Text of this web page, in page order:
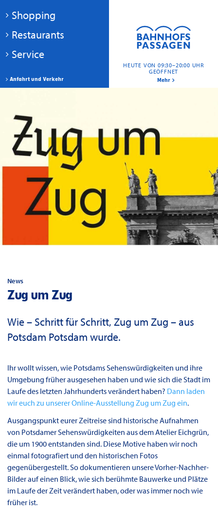
HEUTE VON 09:30–20:00 UHR
GEÖFFNET
Mehr
Anfahrt und Verkehr
Shopping
Restaurants
Service
News
Zug um Zug
Wie – Schritt für Schritt, Zug um Zug – aus
Potsdam Potsdam wurde.
Ihr wollt wissen, wie Potsdams Sehenswürdigkeiten und ihre
Umgebung früher ausgesehen haben und wie sich die Stadt im
Laufe des letzten Jahrhunderts verändert haben? Dann laden
wir euch zu unserer Online-Ausstellung Zug um Zug ein.
Ausgangspunkt eurer Zeitreise sind historische Aufnahmen
von Potsdamer Sehenswürdigkeiten aus dem Atelier Eichgrün,
die um 1900 entstanden sind. Diese Motive haben wir noch
einmal fotografiert und den historischen Fotos
gegenübergestellt. So dokumentieren unsere Vorher-Nachher-
Bilder auf einen Blick, wie sich berühmte Bauwerke und Plätze
im Laufe der Zeit verändert haben, oder was immer noch wie
früher ist.